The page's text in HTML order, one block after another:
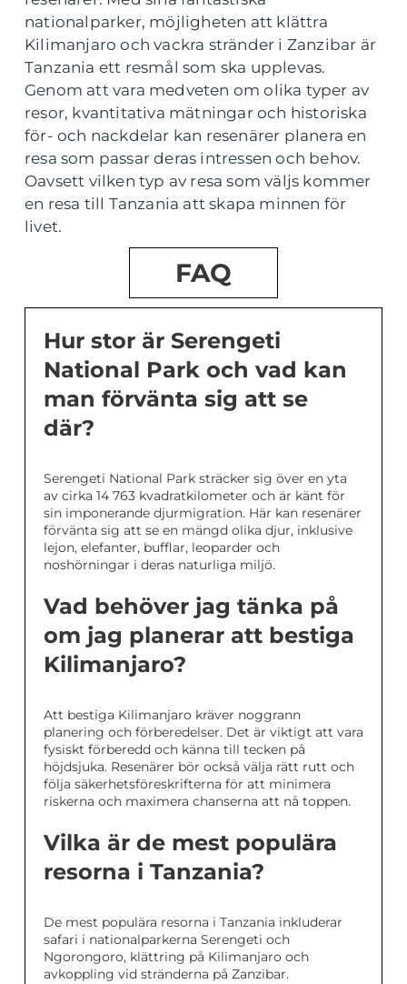
nationalparker, möjligheten att klättra
Kilimanjaro och vackra stränder i Zanzibar är
Tanzania ett resmål som ska upplevas.
Genom att vara medveten om olika typer av
resor, kvantitativa mätningar och historiska
för- och nackdelar kan resenärer planera en
resa som passar deras intressen och behov.
Oavsett vilken typ av resa som väljs kommer
en resa till Tanzania att skapa minnen för
livet.
FAQ
Hur stor är Serengeti
National Park och vad kan
man förvänta sig att se
där?
Serengeti National Park sträcker sig över en yta
av cirka 14 763 kvadratkilometer och är känt för
sin imponerande djurmigration. Här kan resenärer
förvänta sig att se en mängd olika djur, inklusive
lejon, elefanter, bufflar, leoparder och
noshörningar i deras naturliga miljö.
Vad behöver jag tänka på
om jag planerar att bestiga
Kilimanjaro?
Att bestiga Kilimanjaro kräver noggrann
planering och förberedelser. Det är viktigt att vara
fysiskt förberedd och känna till tecken på
höjdsjuka. Resenärer bör också välja rätt rutt och
följa säkerhetsföreskrifterna för att minimera
riskerna och maximera chanserna att nå toppen.
Vilka är de mest populära
resorna i Tanzania?
De mest populära resorna i Tanzania inkluderar
safari i nationalparkerna Serengeti och
Ngorongoro, klättring på Kilimanjaro och
avkoppling vid stränderna på Zanzibar.